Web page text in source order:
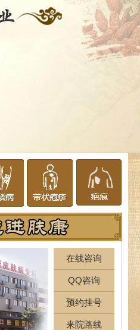
在线咨询
QQ咨询
预约挂号
来院路线